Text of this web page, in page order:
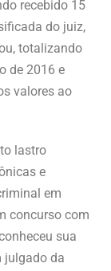
recebido 15
do juiz,
totalizando
de 2016 e
valores ao
lastro
e
em
concurso com
sua
julgado da